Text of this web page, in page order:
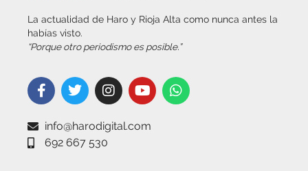
La actualidad de Haro y Rioja Alta como nunca antes la
habías visto.
“Porque otro periodismo es posible.”
info@harodigital.com
692 667 530